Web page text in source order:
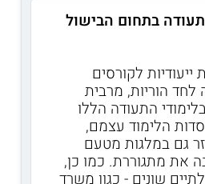
בתחום הבישול
ייעודיות לקורסים
לחד הוריות, מרבית
התעודה הללו
הלימוד עצמם,
גם במלגות מטעם
את מתגוררת. כמו כן,
שונים - כגון משרד